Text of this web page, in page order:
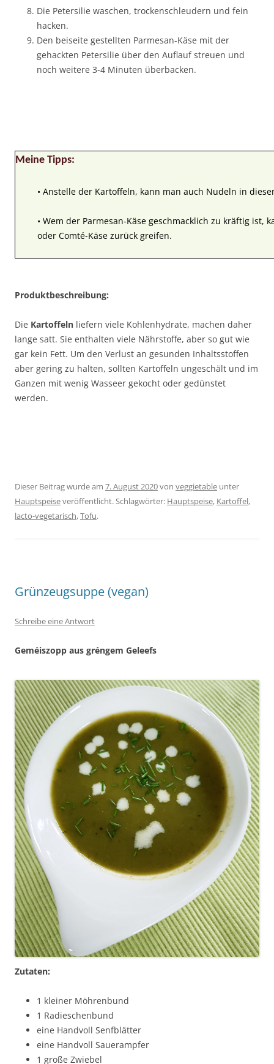
Die Petersilie waschen, trockenschleudern und fein
hacken.
Den beiseite gestellten Parmesan-Käse mit der
gehackten Petersilie über den Auflauf streuen und
noch weitere 3-4 Minuten überbacken.
Meine Tipps:
• Anstelle der Kartoffeln, kann man auch Nudeln in
• Wem der Parmesan-Käse geschmacklich zu kräftig ist,
oder Comté-Käse zurück greifen.
Produktbeschreibung:
Die Kartoffeln liefern viele Kohlenhydrate, machen daher
lange satt. Sie enthalten viele Nährstoffe, aber so gut wie
gar kein Fett. Um den Verlust an gesunden Inhaltsstoffen
aber gering zu halten, sollten Kartoffeln ungeschält und im
Ganzen mit wenig Wasseer gekocht oder gedünstet
werden.
Dieser Beitrag wurde am 7. August 2020von veggietable unter
Hauptspeiseveröffentlicht. Schlagwörter: Hauptspeise, Kartoffel,
lacto-vegetarisch,Tofu.
Grünzeugsuppe (vegan)
Schreibe eine Antwort
Geméiszopp aus gréngem Geleefs
Zutaten:
1 kleiner Möhrenbund
1 Radieschenbund
eine Handvoll Senfblätter
eine Handvoll Sauerampfer
1 große Zwiebel